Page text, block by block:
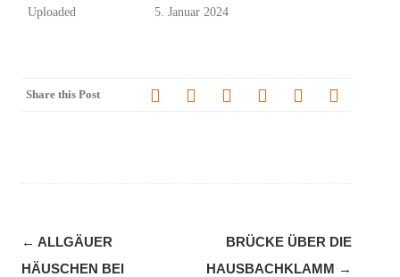
Uploaded
5. Januar 2024
Share this Post
Navigation
(Beiträge)
← ALLGÄUER
HÄUSCHEN BEI
BRÜCKE ÜBER DIE
HAUSBACHKLAMM →